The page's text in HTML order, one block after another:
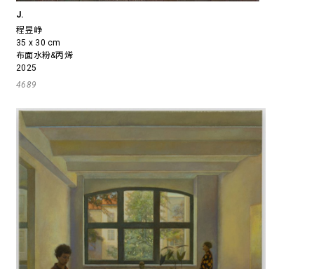
J.
程昱峥
35 x 30 cm
布面水粉&丙烯
2025
4689